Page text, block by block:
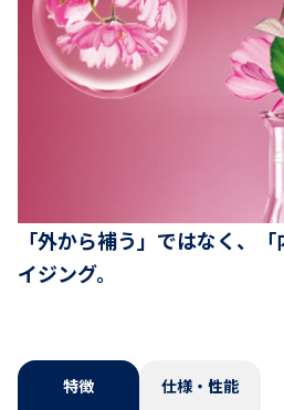
「外から補う」ではなく、
イジング。
特徴 仕様・性能